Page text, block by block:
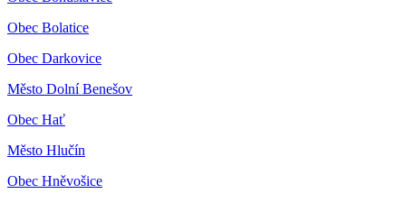
Obec Bolatice
Obec Darkovice
Město Dolní Benešov
Obec Hať
Město Hlučín
Obec Hněvošice